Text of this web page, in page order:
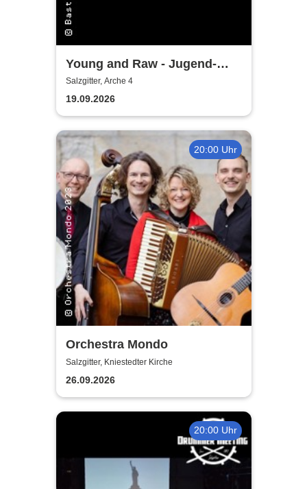
Young and Raw - Jugend-
Konzert
Salzgitter, Arche 4
19.09.2026
20:00 Uhr
Orchestra Mondo
Salzgitter, Kniestedter Kirche
26.09.2026
20:00 Uhr